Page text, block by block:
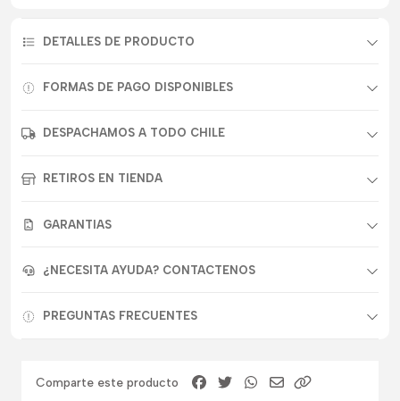
DETALLES DE PRODUCTO
FORMAS DE PAGO DISPONIBLES
DESPACHAMOS A TODO CHILE
RETIROS EN TIENDA
GARANTIAS
¿NECESITA AYUDA? CONTACTENOS
PREGUNTAS FRECUENTES
Comparte este producto